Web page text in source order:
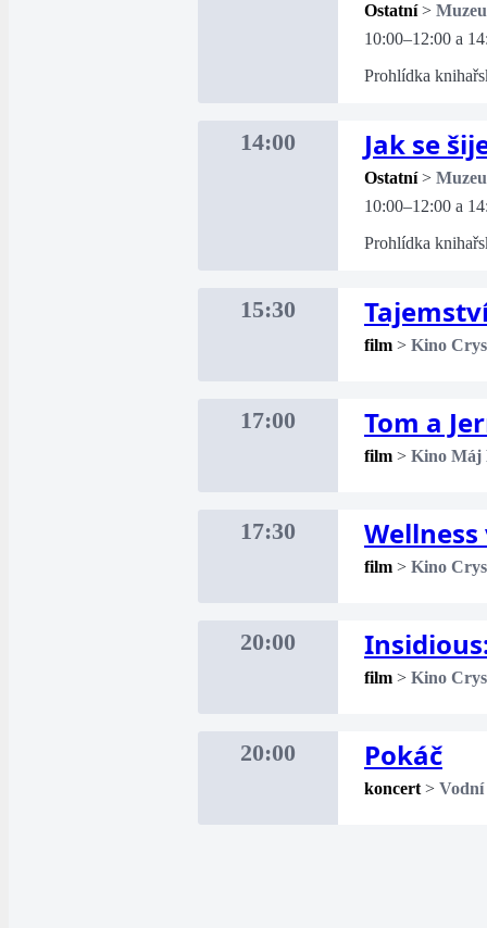
Ostatní >
10:00–12:00 a
Prohlídka
14:00 Jak se
Ostatní >
10:00–12:00 a
Prohlídka
15:30
film > Kino
17:00 Tom a
film > Kino Máj
17:30
film > Kino
20:00
film > Kino
20:00 Pokáč
koncert >